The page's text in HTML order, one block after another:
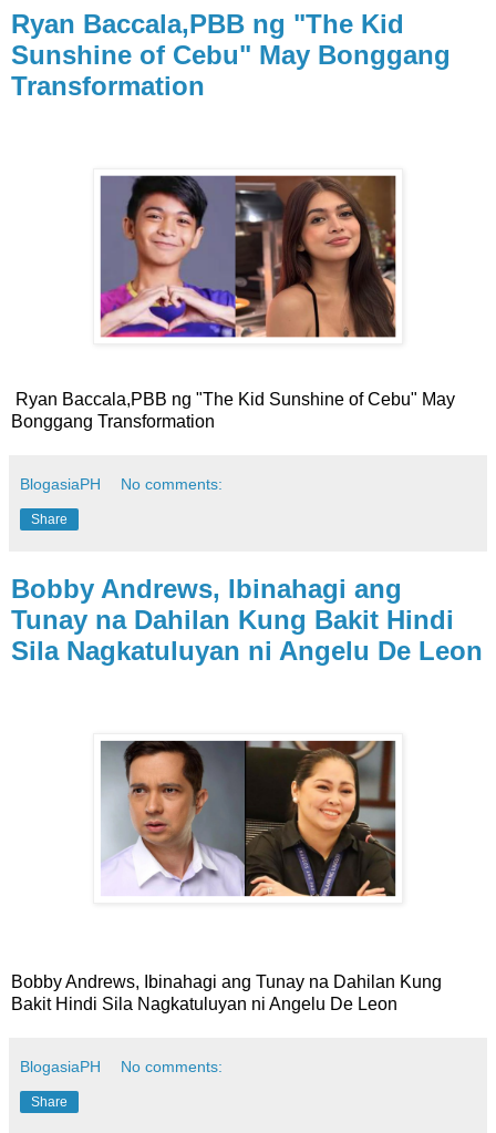
Ryan Baccala,PBB ng "The Kid
Sunshine of Cebu" May Bonggang
Transformation
Ryan Baccala,PBB ng "The Kid Sunshine of Cebu" May
Bonggang Transformation
BlogasiaPH No comments:
Share
Bobby Andrews, Ibinahagi ang
Tunay na Dahilan Kung Bakit Hindi
Sila Nagkatuluyan ni Angelu De Leon
Bobby Andrews, Ibinahagi ang Tunay na Dahilan Kung
Bakit Hindi Sila Nagkatuluyan ni Angelu De Leon
BlogasiaPH No comments:
Share